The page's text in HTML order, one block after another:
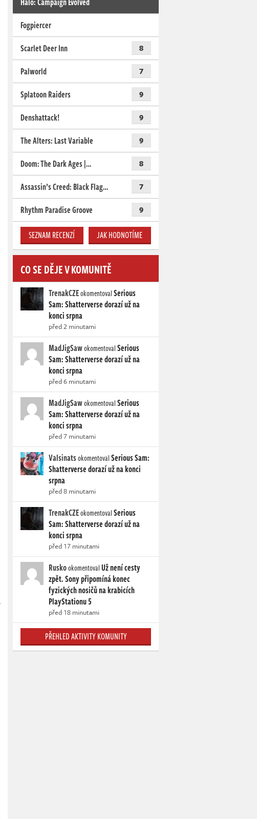
Fogpiercer
Scarlet Deer Inn
8
Palworld 7
Splatoon Raiders 9
Denshattack! 9
The Alters: Last Variable 9
Doom: The Dark Ages |… 8
Assassin’s Creed: Black Flag… 7
Rhythm Paradise Groove 9
SEZNAM RECENZÍ JAK HODNOTÍME
CO SE DĚJE V KOMUNITĚ
TrenakCZEokomentovalSerious
Sam: Shatterverse dorazí už na
konci srpna
před 2 minutami
MadJigSawokomentovalSerious
Sam: Shatterverse dorazí už na
konci srpna
před 6 minutami
MadJigSawokomentovalSerious
Sam: Shatterverse dorazí už na
konci srpna
před 7 minutami
ValsinatsokomentovalSerious Sam:
Shatterverse dorazí už na konci
srpna
před 8 minutami
TrenakCZEokomentovalSerious
Sam: Shatterverse dorazí už na
konci srpna
před 17 minutami
RuskookomentovalUž není cesty
zpět. Sony připomíná konec
fyzických nosičů na krabicích
PlayStationu 5
před 18 minutami
PŘEHLED AKTIVITY KOMUNITY